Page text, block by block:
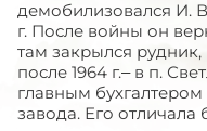
демобилизовался И.
г. После войны он
там закрылся
после 1964 г.– в п.
главным бухгалтером
завода. Его отличала